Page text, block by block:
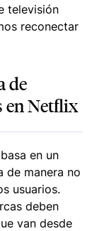
televisión
reconectar
de
en Netflix
en un
de manera no
usuarios.
deben
van desde